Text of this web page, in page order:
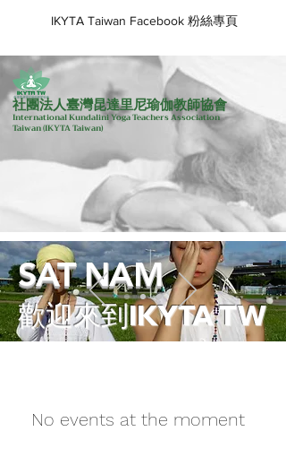
IKYTA Taiwan Facebook 粉絲專頁
社團法人臺灣昆達里尼瑜伽教師協會
International Kundalini Yoga Teachers Association
Taiwan(IKYTA Taiwan)
SAT NAM
歡迎來到IKYTA TW
No events at the moment